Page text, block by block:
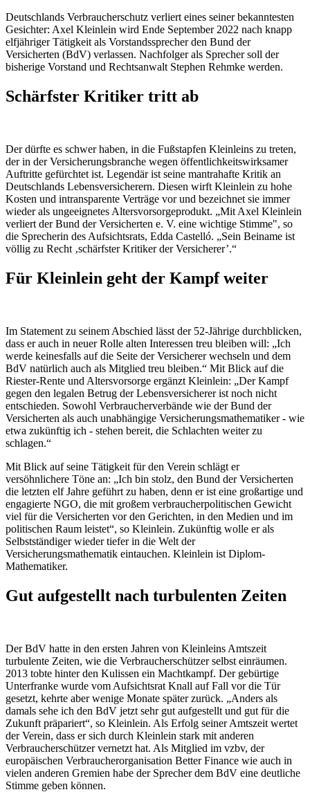
Deutschlands Verbraucherschutz verliert eines seiner bekanntesten
Gesichter: Axel Kleinlein wird Ende September 2022 nach knapp
elfjähriger Tätigkeit als Vorstandssprecher den Bund der
Versicherten (BdV) verlassen. Nachfolger als Sprecher soll der
bisherige Vorstand und Rechtsanwalt Stephen Rehmke werden.
Schärfster Kritiker tritt ab
Der dürfte es schwer haben, in die Fußstapfen Kleinleins zu treten,
der in der Versicherungsbranche wegen öffentlichkeitswirksamer
Auftritte gefürchtet ist. Legendär ist seine mantrahafte Kritik an
Deutschlands Lebensversicherern. Diesen wirft Kleinlein zu hohe
Kosten und intransparente Verträge vor und bezeichnet sie immer
wieder als ungeeignetes Altersvorsorgeprodukt. „Mit Axel Kleinlein
verliert der Bund der Versicherten e. V. eine wichtige Stimme", so
die Sprecherin des Aufsichtsrats, Edda Castelló. „Sein Beiname ist
völlig zu Recht ‚schärfster Kritiker der Versicherer’.“
Für Kleinlein geht der Kampf weiter
Im Statement zu seinem Abschied lässt der 52-Jährige durchblicken,
dass er auch in neuer Rolle alten Interessen treu bleiben will: „Ich
werde keinesfalls auf die Seite der Versicherer wechseln und dem
BdV natürlich auch als Mitglied treu bleiben.“ Mit Blick auf die
Riester-Rente und Altersvorsorge ergänzt Kleinlein: „Der Kampf
gegen den legalen Betrug der Lebensversicherer ist noch nicht
entschieden. Sowohl Verbraucherverbände wie der Bund der
Versicherten als auch unabhängige Versicherungsmathematiker - wie
etwa zukünftig ich - stehen bereit, die Schlachten weiter zu
schlagen.“
Mit Blick auf seine Tätigkeit für den Verein schlägt er
versöhnlichere Töne an: „Ich bin stolz, den Bund der Versicherten
die letzten elf Jahre geführt zu haben, denn er ist eine großartige und
engagierte NGO, die mit großem verbraucherpolitischen Gewicht
viel für die Versicherten vor den Gerichten, in den Medien und im
politischen Raum leistet“, so Kleinlein. Zukünftig wolle er als
Selbstständiger wieder tiefer in die Welt der
Versicherungsmathematik eintauchen. Kleinlein ist Diplom-
Mathematiker.
Gut aufgestellt nach turbulenten Zeiten
Der BdV hatte in den ersten Jahren von Kleinleins Amtszeit
turbulente Zeiten, wie die Verbraucherschützer selbst einräumen.
2013 tobte hinter den Kulissen ein Machtkampf. Der gebürtige
Unterfranke wurde vom Aufsichtsrat Knall auf Fall vor die Tür
gesetzt, kehrte aber wenige Monate später zurück. „Anders als
damals sehe ich den BdV jetzt sehr gut aufgestellt und gut für die
Zukunft präpariert“, so Kleinlein. Als Erfolg seiner Amtszeit wertet
der Verein, dass er sich durch Kleinlein stark mit anderen
Verbraucherschützer vernetzt hat. Als Mitglied im vzbv, der
europäischen Verbraucherorganisation Better Finance wie auch in
vielen anderen Gremien habe der Sprecher dem BdV eine deutliche
Stimme geben können.